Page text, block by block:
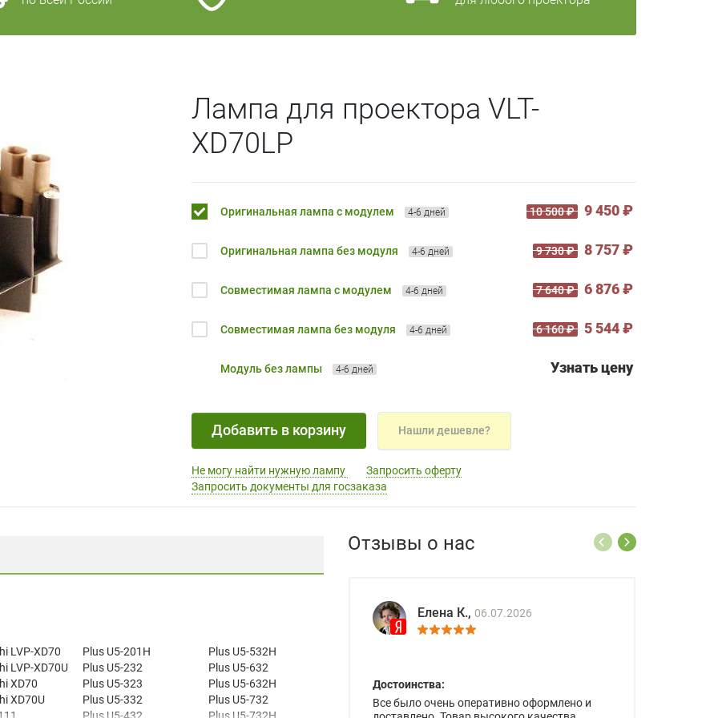
Лампа для проектора VLT-
XD70LP
Оригинальная лампа с модулем 4-6 дней 10 500 ₽ 9 450 ₽
Оригинальная лампа без модуля 4-6 дней 9 730 ₽ 8 757 ₽
Совместимая лампа с модулем 4-6 дней 7 640 ₽ 6 876 ₽
Совместимая лампа без модуля 4-6 дней 6 160 ₽ 5 544 ₽
Модуль без лампы 4-6 дней Узнать цену
Добавить в корзину Нашли дешевле?
Не могу найти нужную лампу
Запросить оферту
Запросить документы для госзаказа
Отзывы о нас
Елена К., 06.07.2026
Достоинства:
Все было очень оперативно оформлено и
LVP-XD70
LVP-XD70U
XD70
XD70U
Plus U5-201H
Plus U5-232
Plus U5-323
Plus U5-332
Plus U5-432
Plus U5-532H
Plus U5-632
Plus U5-632H
Plus U5-732
Plus U5-732H